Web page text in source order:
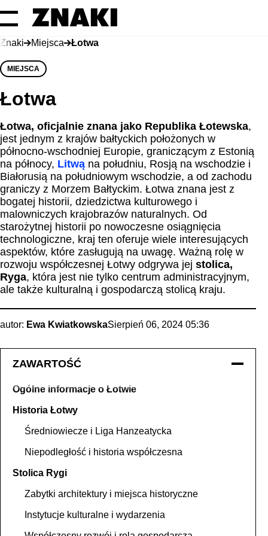
Znaki Miejsca Łotwa
MIEJSCA
Łotwa
Łotwa, oficjalnie znana jako Republika Łotewska,
jest jednym z krajów bałtyckich położonych w
północno-wschodniej Europie, graniczącym z Estonią
na północy, Litwą na południu, Rosją na wschodzie i
Białorusią na południowym wschodzie, a od zachodu
graniczy z Morzem Bałtyckim. Łotwa znana jest z
bogatej historii, dziedzictwa kulturowego i
malowniczych krajobrazów naturalnych. Od
starożytnej historii po nowoczesne osiągnięcia
technologiczne, kraj ten oferuje wiele interesujących
aspektów, które zasługują na uwagę. Ważną rolę w
rozwoju współczesnej Łotwy odgrywa jej stolica,
Ryga, która jest nie tylko centrum administracyjnym,
ale także kulturalną i gospodarczą stolicą kraju.
autor: Ewa KwiatkowskaSierpień 06, 2024 05:36
ZAWARTOŚĆ
Ogólne informacje o Łotwie
Historia Łotwy
Średniowiecze i Liga Hanzeatycka
Niepodległość i historia współczesna
Stolica Rygi
Zabytki architektury i miejsca historyczne
Instytucje kulturalne i wydarzenia